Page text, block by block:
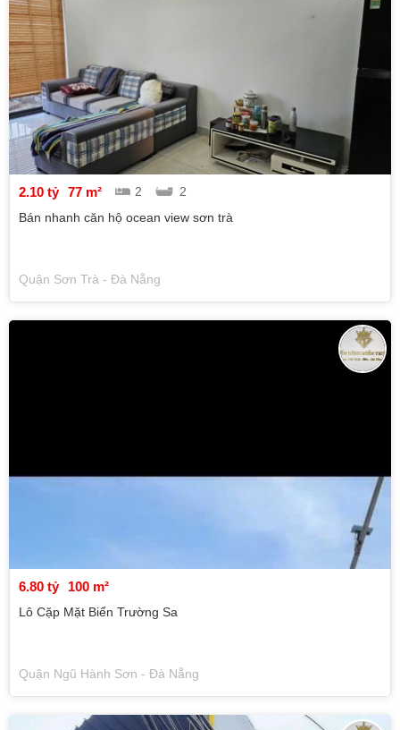
2.10 tỷ 77 m² 2
2
Bán nhanh căn hộ ocean view sơn trà
Quận Sơn Trà - Đà Nẵng
6.80 tỷ 100 m²
Lô Cặp Mặt Biển Trường Sa
Quận Ngũ Hành Sơn - Đà Nẵng